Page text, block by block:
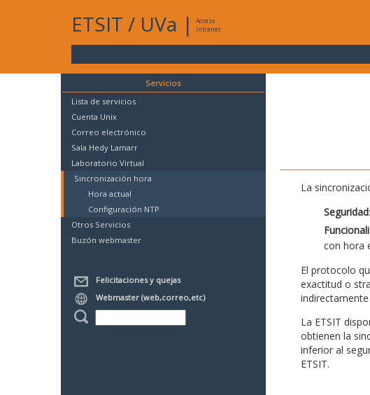
ETSIT / UVa |
Acceso
Intranet
Servicios
Lista de servicios
Cuenta Unix
Correo electrónico
Sala Hedy Lamarr
Laboratorio Virtual
Sincronización hora
Hora actual
Configuración NTP
Otros Servicios
Buzón webmaster
Felicitaciones y quejas
Webmaster (web,correo,etc)
La
Seguridad
con hora
El protocolo
exactitud o
La ETSIT
obtienen la
inferior al
ETSIT.